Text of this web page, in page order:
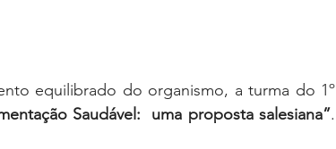
equilibrado do organismo, a turma do 1º
Saudável:  uma proposta salesiana”.